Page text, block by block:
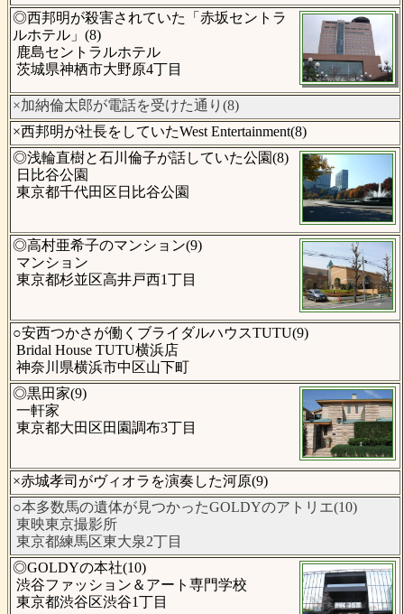
◎西邦明が殺害されていた「赤坂セントラ
ルホテル」(8)
鹿島セントラルホテル
茨城県神栖市大野原4丁目
×加納倫太郎が電話を受けた通り(8)
×西邦明が社長をしていたWest Entertainment(8)
◎浅輪直樹と石川倫子が話していた公園(8)
日比谷公園
東京都千代田区日比谷公園
◎高村亜希子のマンション(9)
マンション
東京都杉並区高井戸西1丁目
○安西つかさが働くブライダルハウスTUTU(9)
Bridal House TUTU横浜店
神奈川県横浜市中区山下町
◎黒田家(9)
一軒家
東京都大田区田園調布3丁目
×赤城孝司がヴィオラを演奏した河原(9)
○本多数馬の遺体が見つかったGOLDYのアトリエ(10)
東映東京撮影所
東京都練馬区東大泉2丁目
◎GOLDYの本社(10)
渋谷ファッション＆アート専門学校
東京都渋谷区渋谷1丁目